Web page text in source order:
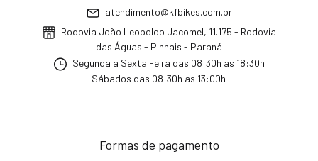
atendimento@kfbikes.com.br
Rodovia João Leopoldo Jacomel, 11.175 - Rodovia
das Águas - Pinhais - Paraná
Segunda a Sexta Feira das 08:30h as 18:30h
Sábados das 08:30h as 13:00h
Formas de pagamento